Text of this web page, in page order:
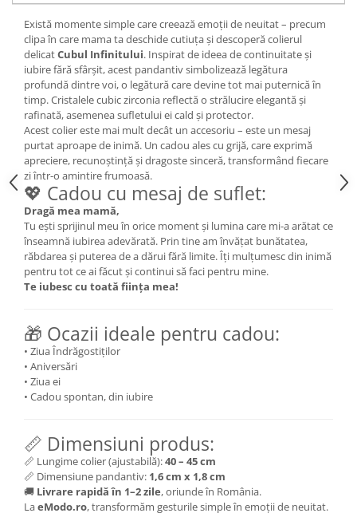
Există momente simple care creează emoții de neuitat – precum
clipa în care mama ta deschide cutiuța și descoperă colierul
delicatCubul Infinitului. Inspirat de ideea de continuitate și
iubire fără sfârșit, acest pandantiv simbolizează legătura
profundă dintre voi, o legătură care devine tot mai puternică în
timp. Cristalele cubic zirconia reflectă o strălucire elegantă și
rafinată, asemenea sufletului ei cald și protector.
Acest colier este mai mult decât un accesoriu – este un mesaj
purtat aproape de inimă. Un cadou ales cu grijă, care exprimă
apreciere, recunoștință și dragoste sinceră, transformând fiecare
zi într-o amintire frumoasă.
💖 Cadou cu mesaj de suflet:
Dragă mea mamă,
Tu ești sprijinul meu în orice moment și lumina care mi-a arătat ce
înseamnă iubirea adevărată. Prin tine am învățat bunătatea,
răbdarea și puterea de a dărui fără limite. Îți mulțumesc din inimă
pentru tot ce ai făcut și continui să faci pentru mine.
Te iubesc cu toată ființa mea!
🎁 Ocazii ideale pentru cadou:
• Ziua Îndrăgostiților
• Aniversări
• Ziua ei
• Cadou spontan, din iubire
📏 Dimensiuni produs:
📏 Lungime colier (ajustabilă):40 – 45 cm
📏 Dimensiune pandantiv: 1,6 cm x 1,8 cm
🚚 Livrare rapidă în 1–2 zile, oriunde în România.
LaeModo.ro, transformăm gesturile simple în emoții de neuitat.